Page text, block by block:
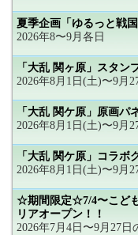
夏季企画「ゆるっと戦
2026年8〜9月各日
「大乱 関ヶ原」スタン
2026年8月1日(土)〜9月
「大乱 関ケ原」原画パ
2026年8月1日(土)〜9月
「大乱 関ケ原」コラボ
2026年8月1日(土)〜9月
☆期間限定☆7/4〜こど
リアオープン！！
2026年7月4日〜9月27